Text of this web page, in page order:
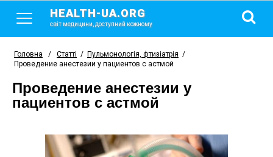
HEALTH-UA.ORG
світ медицини, доступний кожному
Головна / Статті / Пульмонологія, фтизіатрія /
Проведение анестезии у пациентов с астмой
Проведение анестезии у
пациентов с астмой